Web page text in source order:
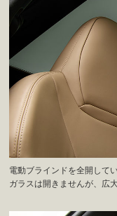
電動ブラインドを全開して
ガラスは開きませんが、広